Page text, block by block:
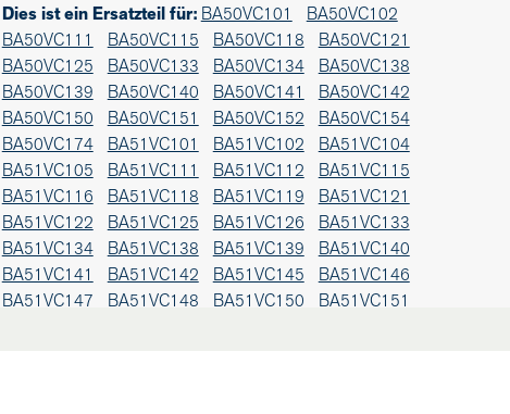
Dies ist ein Ersatzteil für:BA50VC101
BA50VC102
BA50VC111
BA50VC115 BA50VC118
BA50VC121
BA50VC125
BA50VC133 BA50VC134
BA50VC138
BA50VC139
BA50VC140 BA50VC141
BA50VC142
BA50VC150
BA50VC151 BA50VC152
BA50VC154
BA50VC174
BA51VC101 BA51VC102
BA51VC104
BA51VC105
BA51VC111 BA51VC112
BA51VC115
BA51VC116
BA51VC118 BA51VC119
BA51VC121
BA51VC122
BA51VC125 BA51VC126
BA51VC133
BA51VC134
BA51VC138 BA51VC139
BA51VC140
BA51VC141
BA51VC142 BA51VC145
BA51VC146
BA51VC147
BA51VC148 BA51VC150
BA51VC151